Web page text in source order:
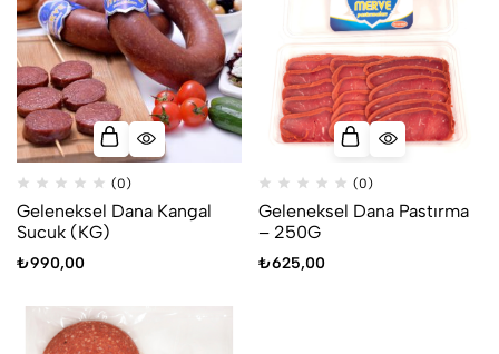
(0)
Geleneksel Dana Kangal
Sucuk (KG)
₺990,00
(0)
Geleneksel Dana Pastırma
– 250G
₺625,00